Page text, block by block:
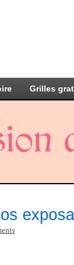
Grilles